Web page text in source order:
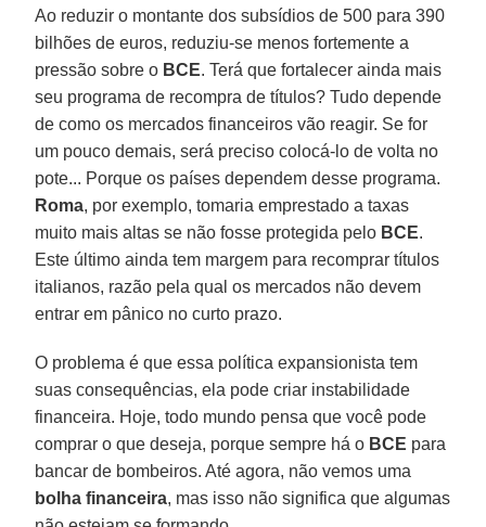
Ao reduzir o montante dos subsídios de 500 para 390
bilhões de euros, reduziu-se menos fortemente a
pressão sobre o BCE. Terá que fortalecer ainda mais
seu programa de recompra de títulos? Tudo depende
de como os mercados financeiros vão reagir. Se for
um pouco demais, será preciso colocá-lo de volta no
pote... Porque os países dependem desse programa.
Roma, por exemplo, tomaria emprestado a taxas
muito mais altas se não fosse protegida pelo BCE.
Este último ainda tem margem para recomprar títulos
italianos, razão pela qual os mercados não devem
entrar em pânico no curto prazo.
O problema é que essa política expansionista tem
suas consequências, ela pode criar instabilidade
financeira. Hoje, todo mundo pensa que você pode
comprar o que deseja, porque sempre há o BCE para
bancar de bombeiros. Até agora, não vemos uma
bolha financeira, mas isso não significa que algumas